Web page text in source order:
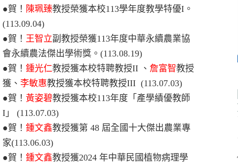
●賀！ 陳珮臻教授榮獲本校113學年度教學特優I。
(113.09.04)
●賀！ 王智立副教授榮獲113年度中華永續農業協
會永續農法傑出學術獎。 (113.08.19)
●賀！ 鍾光仁教授獲本校特聘教授II 、 詹富智教授
獲、 李敏惠教授獲本校特聘教授III (113.07.03)
●賀！ 黃姿碧教授獲本校113年度「產學績優教師
I」 (113.07.03)
●賀！ 鍾文鑫教授獲第 48 屆全國 十大傑出農業專
家(113.06.03)
●賀！ 鍾文鑫教授獲2024 年中華民國植物病理學